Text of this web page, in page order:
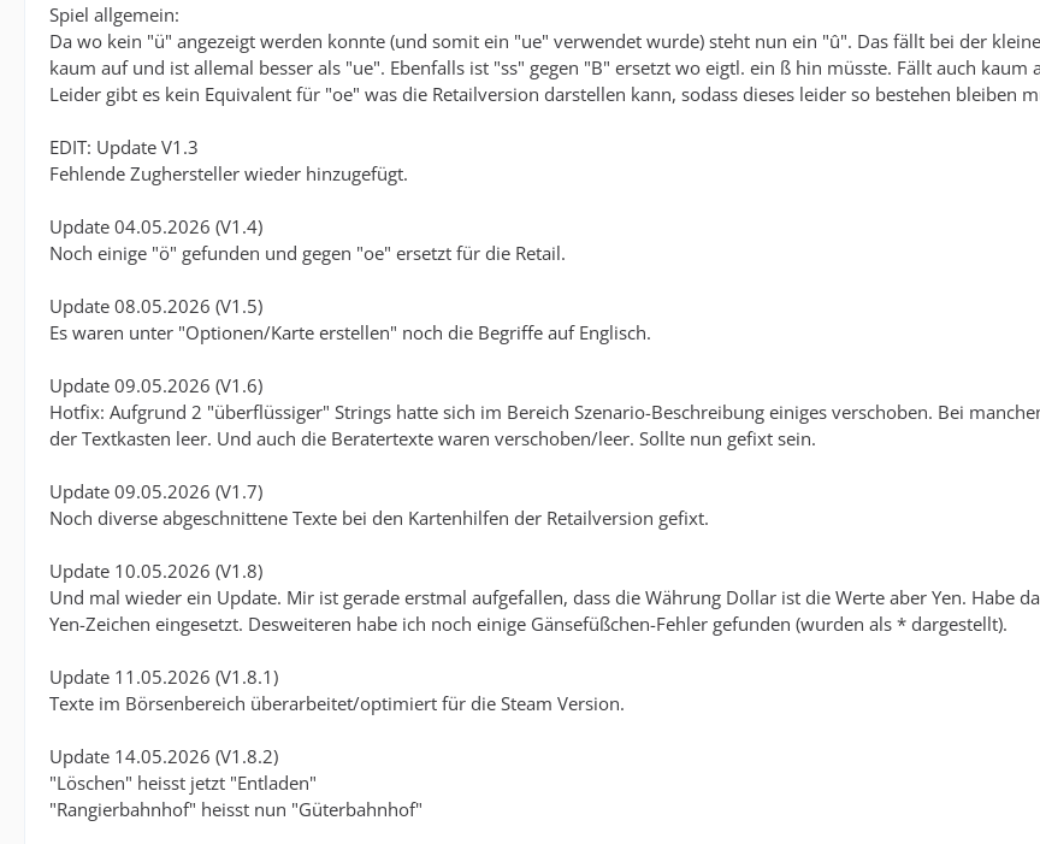
Spiel allgemein:
Da wo kein "ü" angezeigt werden konnte (und somit ein "ue" verwendet wurde) steht nun ein "û". Das fällt bei der
kaum auf und ist allemal besser als "ue". Ebenfalls ist "ss" gegen "B" ersetzt wo eigtl. ein ß hin müsste. Fällt auch kaum
Leider gibt es kein Equivalent für "oe" was die Retailversion darstellen kann, sodass dieses leider so bestehen bleiben
EDIT: Update V1.3
Fehlende Zughersteller wieder hinzugefügt.
Update 04.05.2026 (V1.4)
Noch einige "ö" gefunden und gegen "oe" ersetzt für die Retail.
Update 08.05.2026 (V1.5)
Es waren unter "Optionen/Karte erstellen" noch die Begriffe auf Englisch.
Update 09.05.2026 (V1.6)
Hotfix: Aufgrund 2 "überflüssiger" Strings hatte sich im Bereich Szenario-Beschreibung einiges verschoben. Bei
der Textkasten leer. Und auch die Beratertexte waren verschoben/leer. Sollte nun gefixt sein.
Update 09.05.2026 (V1.7)
Noch diverse abgeschnittene Texte bei den Kartenhilfen der Retailversion gefixt.
Update 10.05.2026 (V1.8)
Und mal wieder ein Update. Mir ist gerade erstmal aufgefallen, dass die Währung Dollar ist die Werte aber Yen. Habe
Yen-Zeichen eingesetzt. Desweiteren habe ich noch einige Gänsefüßchen-Fehler gefunden (wurden als * dargestellt).
Update 11.05.2026 (V1.8.1)
Texte im Börsenbereich überarbeitet/optimiert für die Steam Version.
Update 14.05.2026 (V1.8.2)
"Löschen" heisst jetzt "Entladen"
"Rangierbahnhof" heisst nun "Güterbahnhof"